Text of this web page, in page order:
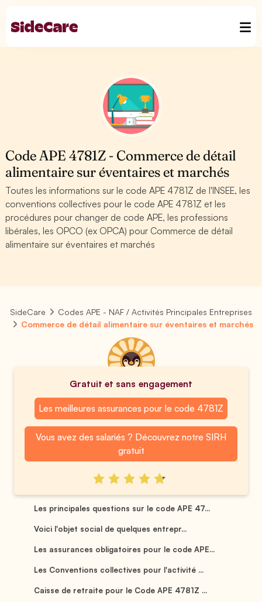
Code APE 4781Z - Commerce de détail
alimentaire sur éventaires et marchés
Toutes les informations sur le code APE 4781Z de l'INSEE, les
conventions collectives pour le code APE 4781Z et les
procédures pour changer de code APE, les professions
libérales, les OPCO (ex OPCA) pour Commerce de détail
alimentaire sur éventaires et marchés
SideCare
Codes APE - NAF / Activités Principales Entreprises
Commerce de détail alimentaire sur éventaires et marchés
Gratuit et sans engagement
Les meilleures assurances pour le code 4781Z
Vous avez des salariés ? Découvrez notre SIRH
gratuit
Les principales questions sur le code APE 47...
Voici l'objet social de quelques entrepr...
Les assurances obligatoires pour le code APE...
Les Conventions collectives pour l'activité ...
Caisse de retraite pour le Code APE 4781Z ...